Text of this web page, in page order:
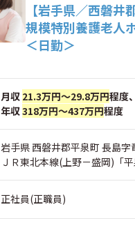
【岩手県／西磐
規模特別養護老人
＜日勤＞
月収 21.3万円～29.8万円程度
年収318万円～437万円程度
岩手県 西磐井郡平泉町 長島字
ＪＲ東北本線(上野－盛岡)「
正社員(正職員)